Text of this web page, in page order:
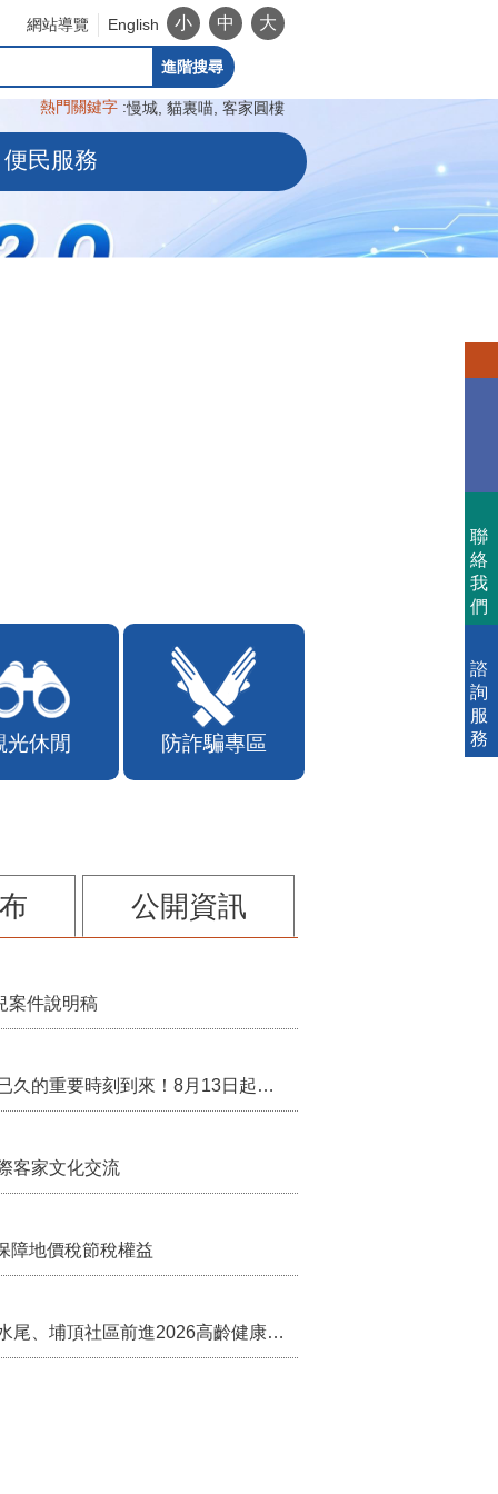
網站導覽 English 小 中 大
進階搜尋
熱門關鍵字 慢城 貓裏喵 客家圓樓
便民服務
光休閒 防詐騙專區
公開資訊
案件說明稿
行政院核定西拉雅族為平埔原住民族群 盼望已久的重要時刻到來！8月13日起受理民族成員名冊登記
客家文化交流
障地價稅節稅權益
苗栗農村綠色照顧成果登上全國舞台！ 後龍水尾、埔頂社區前進2026高齡健康產業博覽會
聯
絡
我
們
諮
詢
服
務